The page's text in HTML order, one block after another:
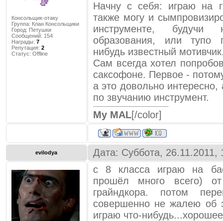
Консольщик-отаку
Группа: Клан Консольщики
Город: Петушки
Сообщений: 154
Награды: 7
Репутация: 2
Статус: Offline
Начну с себя: играю на
также могу и
инструменте,
образования, или тупо
нибудь известный
Сам всегда хотел
саксофоне. Первое -
а это довольно
по звучанию инструмент.
My MAL[/color]
evilodya Дата: Суббота,
с 8 класса играю на
прошёл много всего)
грайндкора. потом
совершенно не жалею об
играю что-